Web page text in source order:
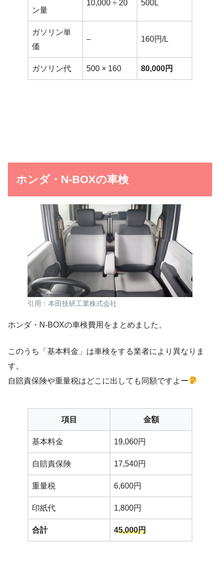
ン量
10,000 ÷ 20 500L
ガソリン単
価
– 160円/L
ガソリン代 500 × 160 80,000円
ホンダ・N-BOXの車検
引用：本田技研工業株式会社
ホンダ・N-BOXの車検費用をまとめました。
このうち「基本料金」は車検をする業者により異なりま
す。
自賠責保険や重量税はどこに出しても同額ですよー
項目 金額
基本料金 19,060円
自賠責保険 17,540円
重量税 6,600円
印紙代 1,800円
合計 45,000円